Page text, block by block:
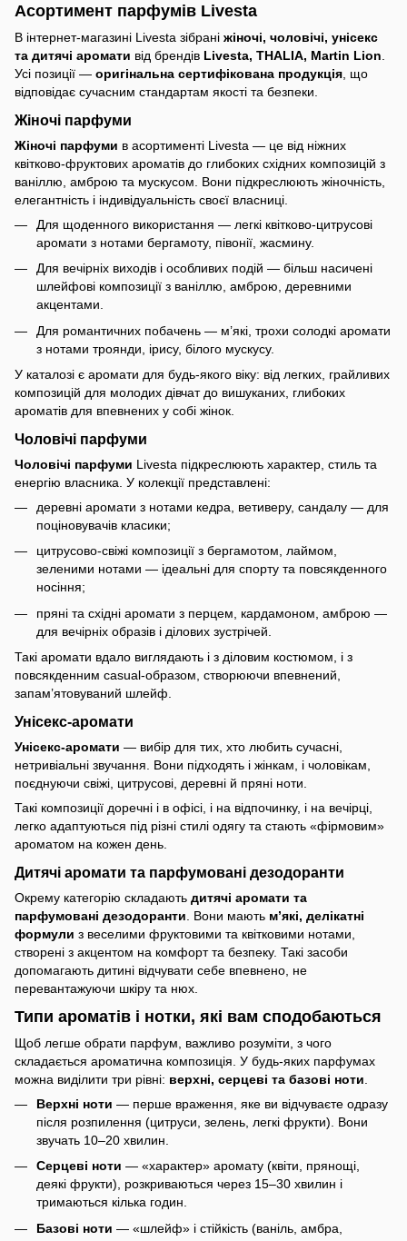
Асортимент парфумів Livesta
В інтернет-магазині Livesta зібрані жіночі, чоловічі, унісекс
та дитячі аромати від брендів Livesta, THALIA, Martin Lion
Усі позиції — оригінальна сертифікована продукція , що
відповідає сучасним стандартам якості та безпеки.
Жіночі парфуми
Жіночі парфуми в асортименті Livesta — це від ніжних
квітково-фруктових ароматів до глибоких східних композицій з
ваніллю, амброю та мускусом. Вони підкреслюють жіночність,
елегантність і індивідуальність своєї власниці.
Для щоденного використання — легкі квітково-цитрусові
аромати з нотами бергамоту, півонії, жасмину.
Для вечірніх виходів і особливих подій — більш насичені
шлейфові композиції з ваніллю, амброю, деревними
акцентами.
Для романтичних побачень — м’які, трохи солодкі аромати
з нотами троянди, ірису, білого мускусу.
У каталозі є аромати для будь-якого віку: від легких, грайливих
композицій для молодих дівчат до вишуканих, глибоких
ароматів для впевнених у собі жінок.
Чоловічі парфуми
Чоловічі парфуми Livesta підкреслюють характер, стиль та
енергію власника. У колекції представлені:
деревні аромати з нотами кедра, ветиверу, сандалу — для
поціновувачів класики;
цитрусово-свіжі композиції з бергамотом, лаймом,
зеленими нотами — ідеальні для спорту та повсякденного
носіння;
пряні та східні аромати з перцем, кардамоном, амброю —
для вечірніх образів і ділових зустрічей.
Такі аромати вдало виглядають і з діловим костюмом, і з
повсякденним casual-образом, створюючи впевнений,
запам’ятовуваний шлейф.
Унісекс-аромати
Унісекс-аромати — вибір для тих, хто любить сучасні,
нетривіальні звучання. Вони підходять і жінкам, і чоловікам,
поєднуючи свіжі, цитрусові, деревні й пряні ноти.
Такі композиції доречні і в офісі, і на відпочинку, і на вечірці,
легко адаптуються під різні стилі одягу та стають «фірмовим»
ароматом на кожен день.
Дитячі аромати та парфумовані дезодоранти
Окрему категорію складають дитячі аромати та
парфумовані дезодоранти . Вони мають м’які, делікатні
формули з веселими фруктовими та квітковими нотами,
створені з акцентом на комфорт та безпеку. Такі засоби
допомагають дитині відчувати себе впевнено, не
перевантажуючи шкіру та нюх.
Типи ароматів і нотки, які вам сподобаються
Щоб легше обрати парфум, важливо розуміти, з чого
складається ароматична композиція. У будь-яких парфумах
можна виділити три рівні: верхні, серцеві та базові ноти
Верхні ноти — перше враження, яке ви відчуваєте одразу
після розпилення (цитруси, зелень, легкі фрукти). Вони
звучать 10–20 хвилин.
Серцеві ноти — «характер» аромату (квіти, прянощі,
деякі фрукти), розкриваються через 15–30 хвилин і
тримаються кілька годин.
Базові ноти — «шлейф» і стійкість (ваніль, амбра,